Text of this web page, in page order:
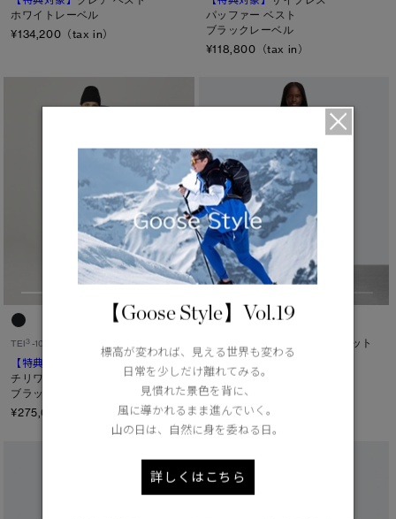
ホワイトレーベル
¥134,200（tax in）
パッファー ベスト
ブラックレーベル
¥118,800（tax in）
TEI3 -10°C / -20°C
【特典対象】
パラダイム
チリワック ボンバー
ブラックレーベル
¥275,000（tax in）
ハイブリッジ® ニット ジャケット
ブラックレーベル
¥125,400（tax in）
【Goose Style】Vol.19
標高が変われば、見える世界も変わる
日常を少しだけ離れてみる。
見慣れた景色を背に、
風に導かれるまま進んでいく。
山の日は、自然に身を委ねる日。
詳しくはこちら